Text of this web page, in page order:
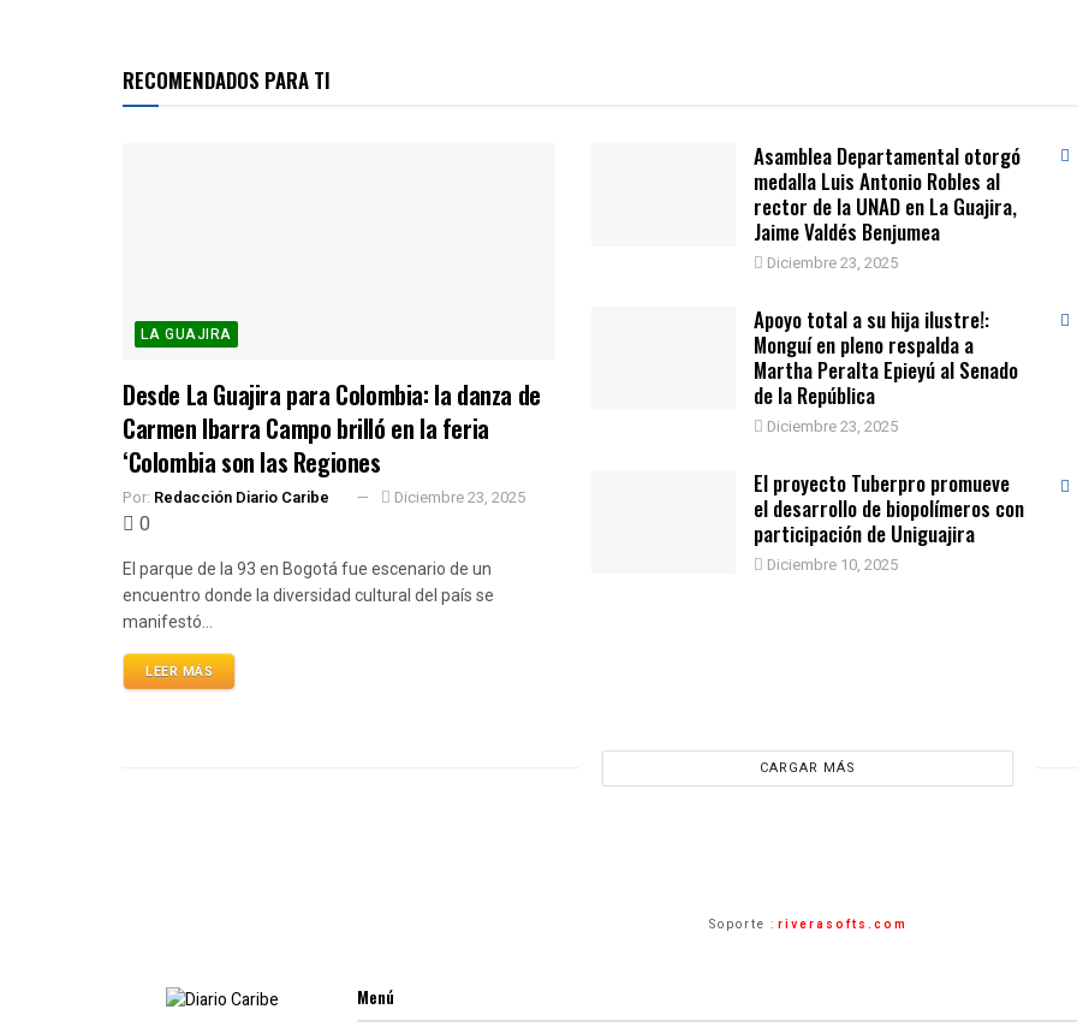
RECOMENDADOS PARA TI
LA GUAJIRA
Desde La Guajira para Colombia: la danza de
Carmen Ibarra Campo brilló en la feria
‘Colombia son las Regiones
Por: Redacción Diario Caribe Diciembre 23, 2025
0
El parque de la 93 en Bogotá fue escenario de un
encuentro donde la diversidad cultural del país se
manifestó...
LEER MÁS
Asamblea Departamental otorgó
medalla Luis Antonio Robles al
rector de la UNAD en La Guajira,
Jaime Valdés Benjumea
Diciembre 23, 2025
Apoyo total a su hija ilustre!:
Monguí en pleno respalda a
Martha Peralta Epieyú al Senado
de la República
Diciembre 23, 2025
El proyecto Tuberpro promueve
el desarrollo de biopolímeros con
participación de Uniguajira
Diciembre 10, 2025
CARGAR MÁS
Soporte : riverasofts.com
Menú